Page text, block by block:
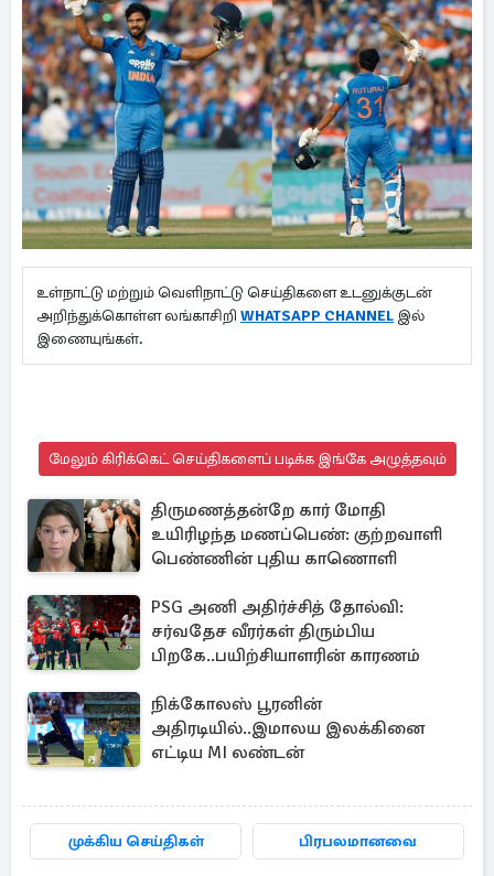
உள்நாட்டு மற்றும் வெளிநாட்டு செய்திகளை உடனுக்குடன்
அறிந்துக்கொள்ள லங்காசிறி WHATSAPP CHANNEL இல்
இணையுங்கள்.
மேலும் கிரிக்கெட் செய்திகளைப் படிக்க இங்கே அழுத்தவும்
திருமணத்தன்றே கார் மோதி
உயிரிழந்த மணப்பெண்: குற்றவாளி
பெண்ணின் புதிய காணொளி
PSG அணி அதிர்ச்சித் தோல்வி:
சர்வதேச வீரர்கள் திரும்பிய
பிறகே..பயிற்சியாளரின் காரணம்
நிக்கோலஸ் பூரனின்
அதிரடியில்..இமாலய இலக்கினை
எட்டிய MI லண்டன்
முக்கிய செய்திகள் பிரபலமானவை